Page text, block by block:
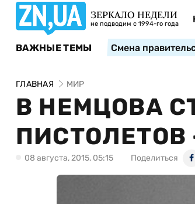
ЗЕРКАЛО НЕДЕЛИ
не подводим с 1994-го года
ВАЖНЫЕ ТЕМЫ Смена
ГЛАВНАЯ МИР
В НЕМЦОВА
ПИСТОЛЕТОВ
08 августа, 2015, 05:15 Поделиться